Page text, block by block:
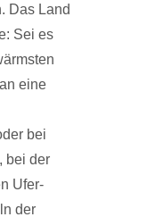
Das Land
Sei es
eine
bei
bei der
Ufer-
der